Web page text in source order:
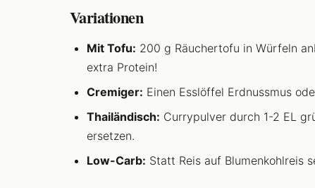
Variationen
Mit Tofu: 200 g Räuchertofu in Würfeln
extra Protein!
Cremiger: Einen Esslöffel Erdnussmus
Thailändisch: Currypulver durch 1-2 EL
ersetzen.
Low-Carb: Statt Reis auf Blumenkohlreis